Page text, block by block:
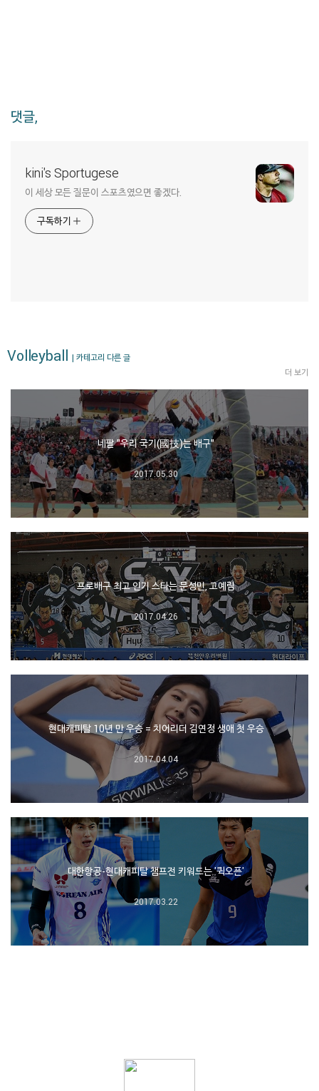
댓글,
kini's Sportugese
이 세상 모든 질문이 스포츠였으면 좋겠다.
구독하기
Volleyball | 카테고리 다른 글
더 보기
네팔 "우리 국기(國技)는 배구"
2017.05.30
프로배구 최고 인기 스타는 문성민, 고예림
2017.04.26
현대캐피탈 10년 만 우승 = 치어리더 김연정 생애 첫 우승
2017.04.04
대한항공-현대캐피탈 챔프전 키워드는 '퀵오픈'
2017.03.22